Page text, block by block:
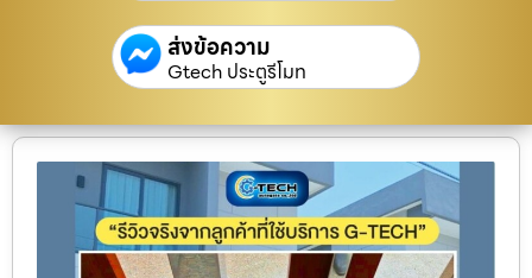
ส่งข้อความ
Gtech ประตูรีโมท